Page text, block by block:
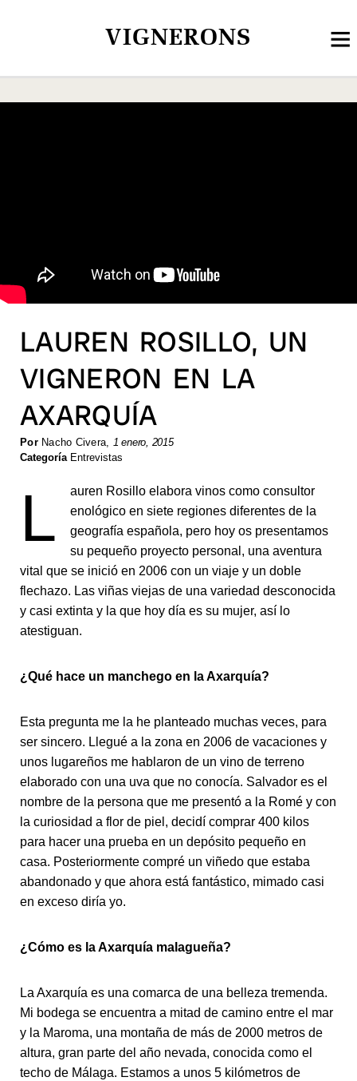
VIGNERONS
LAUREN ROSILLO, UN
VIGNERON EN LA
AXARQUÍA
Por Nacho Civera 1 enero, 2015
Categoría Entrevistas
L
auren Rosillo elabora vinos como consultor
enológico en siete regiones diferentes de la
geografía española, pero hoy os presentamos
su pequeño proyecto personal, una aventura
vital que se inició en 2006 con un viaje y un doble
flechazo. Las viñas viejas de una variedad desconocida
y casi extinta y la que hoy día es su mujer, así lo
atestiguan.
¿Qué hace un manchego en la Axarquía?
Esta pregunta me la he planteado muchas veces, para
ser sincero. Llegué a la zona en 2006 de vacaciones y
unos lugareños me hablaron de un vino de terreno
elaborado con una uva que no conocía. Salvador es el
nombre de la persona que me presentó a la Romé y con
la curiosidad a flor de piel, decidí comprar 400 kilos
para hacer una prueba en un depósito pequeño en
casa. Posteriormente compré un viñedo que estaba
abandonado y que ahora está fantástico, mimado casi
en exceso diría yo.
¿Cómo es la Axarquía malagueña?
La Axarquía es una comarca de una belleza tremenda.
Mi bodega se encuentra a mitad de camino entre el mar
y la Maroma, una montaña de más de 2000 metros de
altura, gran parte del año nevada, conocida como el
techo de Málaga. Estamos a unos 5 kilómetros de